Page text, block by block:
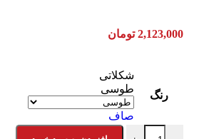
2,123,000 تومان
رنگ
شکلاتی
طوسی
صاف